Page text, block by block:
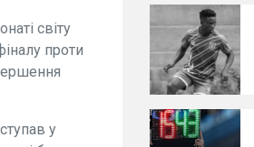
світу
проти
у